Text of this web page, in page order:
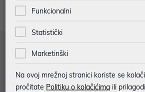
Nisu prodađeni rezultati u kategoriji
Služba za korisnike
Saznajte više
Funkcionalni
Statistički
Marketinški
Na ovoj mrežnoj stranici koriste se
pročitate Politiku o kolačićima ili